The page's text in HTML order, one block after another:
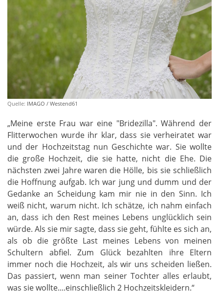
Quelle: IMAGO / Westend61
„Meine erste Frau war eine "Bridezilla". Während der
Flitterwochen wurde ihr klar, dass sie verheiratet war
und der Hochzeitstag nun Geschichte war. Sie wollte
die große Hochzeit, die sie hatte, nicht die Ehe. Die
nächsten zwei Jahre waren die Hölle, bis sie schließlich
die Hoffnung aufgab. Ich war jung und dumm und der
Gedanke an Scheidung kam mir nie in den Sinn. Ich
weiß nicht, warum nicht. Ich schätze, ich nahm einfach
an, dass ich den Rest meines Lebens unglücklich sein
würde. Als sie mir sagte, dass sie geht, fühlte es sich an,
als ob die größte Last meines Lebens von meinen
Schultern abfiel. Zum Glück bezahlten ihre Eltern
immer noch die Hochzeit, als wir uns scheiden ließen.
Das passiert, wenn man seiner Tochter alles erlaubt,
was sie wollte....einschließlich 2 Hochzeitskleidern.“